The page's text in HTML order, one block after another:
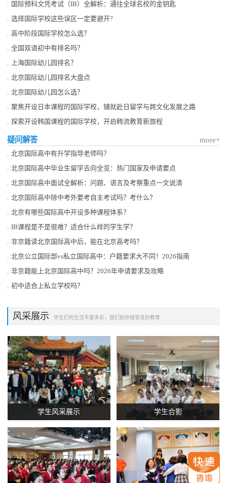
国际预科文凭考试（IB）全解析：通往全球名校的金钥匙
选择国际学校这些误区一定要避开?
高中阶段国际学校怎么选？
全国双语初中有排名吗？
上海国际幼儿园排名？
北京国际幼儿园排名大盘点
北京国际幼儿园怎么选？
聚焦开设日本课程的国际学校，铺就赴日留学与跨文化发展之路
探索开设韩国课程的国际学校，开启韩流教育新旅程​
疑问解答 more+
北京国际高中有升学指导老师吗？
北京国际高中毕业生留学去向全览：热门国家及申请要点
北京国际高中面试全解析：问题、语言及考察重点一文说清
北京国际高中除中考外要考自主考试吗？考什么？
北京有哪些国际高中开设多种课程体系？
IB课程是不是很难？适合什么样的学生学？
非京籍读北京国际高中后，能在北京高考吗？
北京公立国际部vs私立国际高中：户籍要求大不同！2026指南
非京籍能上北京国际高中吗？2026年申请要求及攻略
初中适合上私立学校吗？
风采展示 学生们的生活丰富多彩，我们助你接受良好教育
学生风采展示 学生合影